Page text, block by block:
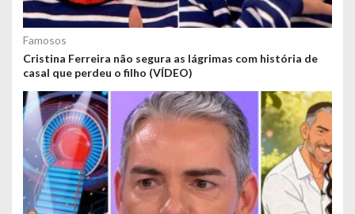
Famosos
Cristina Ferreira não segura as lágrimas com história de
casal que perdeu o filho (VÍDEO)